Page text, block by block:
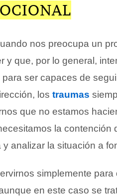
nos preocupa un
y que, por lo general,
ser capaces de
los traumas
que no estamos
la contención
analizar la situación a
simplemente
en este caso se